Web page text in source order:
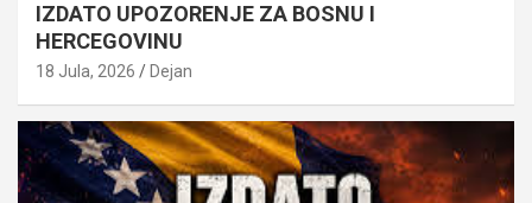
IZDATO UPOZORENJE ZA BOSNU I
HERCEGOVINU
18 Jula, 2026 Dejan